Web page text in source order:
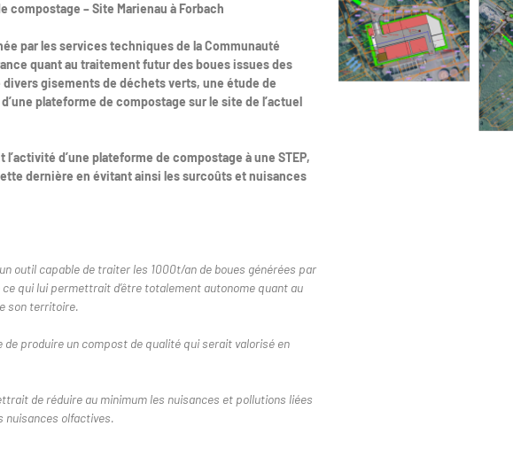
compostage – Site Marienau à Forbach
par les services techniques de la Communauté
quant au traitement futur des boues issues des
gisements de déchets verts, une étude de
plateforme de compostage sur le site de l’actuel
d’une plateforme de compostage à une STEP,
dernière en évitant ainsi les surcoûts et nuisances
outil capable de traiter les 1000t/an de boues générées par
qui lui permettrait d’être totalement autonome quant au
son territoire.
produire un compost de qualité qui serait valorisé en
de réduire au minimum les nuisances et pollutions liées
nuisances olfactives.